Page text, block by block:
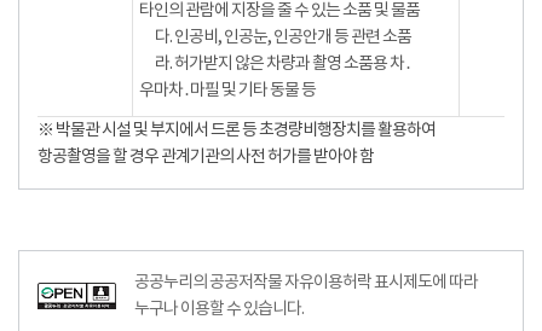
타인의 관람에 지장을 줄 수 있는 소품 및 물품
다. 인공비, 인공눈, 인공안개 등 관련 소품
라. 허가받지 않은 차량과 촬영 소품용 차․
우마차․마필 및 기타 동물 등
※ 박물관 시설 및 부지에서 드론 등 초경량비행장치를 활용하여
항공촬영을 할 경우 관계기관의 사전 허가를 받아야 함
공공누리의 공공저작물 자유이용허락 표시제도에 따라
누구나 이용할 수 있습니다.